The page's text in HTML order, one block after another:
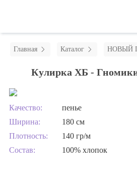
Главная Каталог НОВЫЙ
Кулирка ХБ -
Качество:
пенье
Ширина:
180 см
Плотность:
140 гр/м
Состав:
100% хлопок